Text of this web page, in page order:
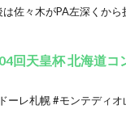
佐々木がPA左深くか
回天皇杯 北海道
ーレ札幌 #モンテディ